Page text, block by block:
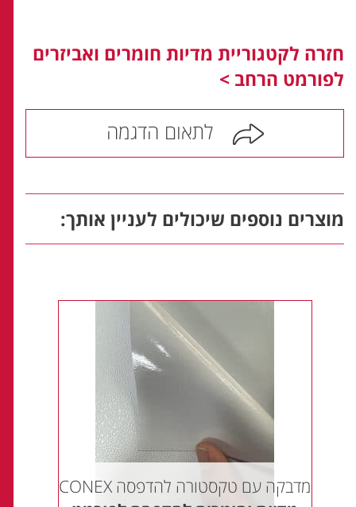
חזרה לקטגוריית מדיות חומרים ואביזרים
לפורמט הרחב >
לתאום הדגמה
מוצרים נוספים שיכולים לעניין אותך:
מדבקה עם טקסטורה להדפסה CONEX